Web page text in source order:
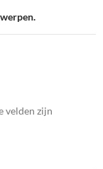
velden zijn